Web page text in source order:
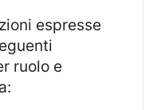
ruolo e